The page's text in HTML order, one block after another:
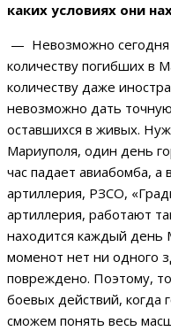
каких условиях они
— Невозможно сегодня
количеству погибших в
количеству даже
невозможно дать
оставшихся в живых.
Мариуполя, один день
час падает авиабомба, а
артиллерия, РЗСО,
артиллерия, работают
находится каждый день
моменот нет ни одного
повреждено. Поэтому,
боевых действий, когда
сможем понять весь